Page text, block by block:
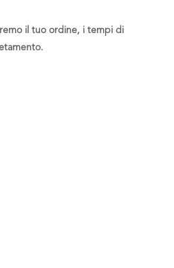
il tuo ordine, i tempi di